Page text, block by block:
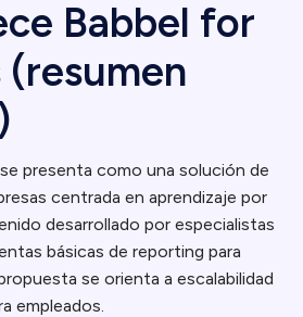
Babbel for
(resumen
presenta como una solución de
centrada en aprendizaje por
desarrollado por especialistas
básicas de reporting para
se orienta a escalabilidad
empleados.